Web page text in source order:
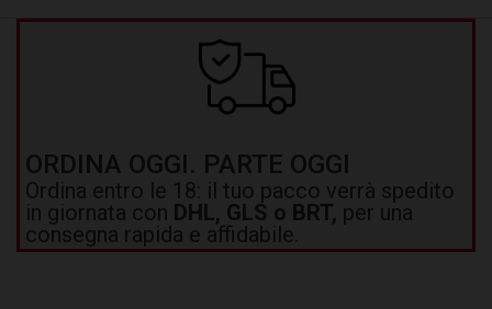
ORDINA OGGI. PARTE OGGI
Ordina entro le 18: il tuo pacco verrà spedito
in giornata con DHL, GLS o BRT, per una
consegna rapida e affidabile.